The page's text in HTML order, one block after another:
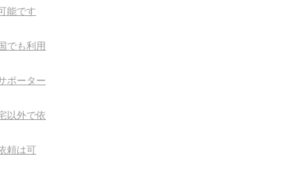
能です
でも利用
ポーター
以外で依
頼は可